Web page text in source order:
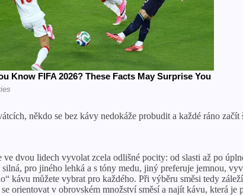
někdo se bez kávy nedokáže probudit a každé ráno
dvou lidech vyvolat zcela odlišné pocity: od slasti až po
pro jiného lehká a s tóny medu, jiný preferuje jemnou,
kávu můžete vybrat pro každého. Při výběru směsi tedy
orientovat v obrovském množství směsí a najít kávu, která je